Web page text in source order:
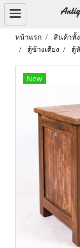
หน้าแรก สินค้าทั้
ตู้ข้างเตียง
ตู้
New